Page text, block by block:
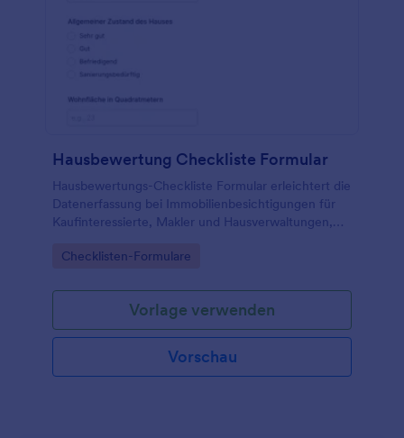
Hausbewertung Checkliste Formular
Hausbewertungs-Checkliste Formular erleichtert die
Datenerfassung bei Immobilienbesichtigungen für
Kaufinteressierte, Makler und Hausverwaltungen,
später sicher ausgewertet werden können.
Go to Category:
Checklisten-Formulare
Vorlage verwenden
Vorschau